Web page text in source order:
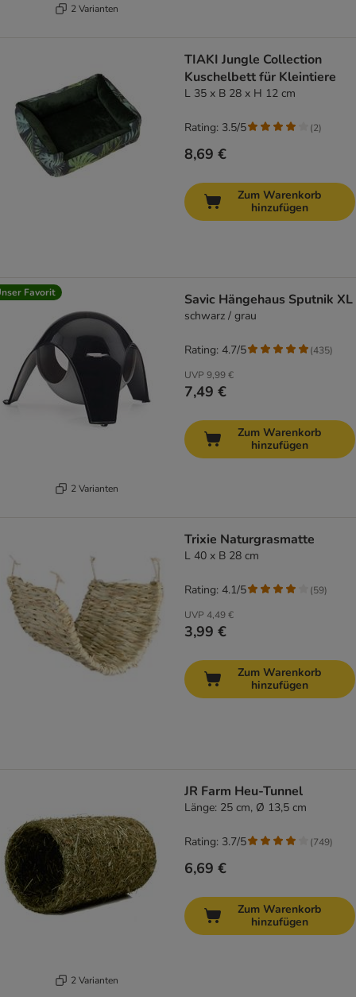
2 Varianten
TIAKI Jungle Collection
Kuschelbett für Kleintiere
L 35 x B 28 x H 12 cm
8,69 €
Rating: 3.5/5 (2)
Zum Warenkorb
hinzufügen
Favorit
2 Varianten
Savic Hängehaus Sputnik XL
schwarz / grau
UVP 9,99 €
7,49 €
Rating: 4.7/5 (435)
Zum Warenkorb
hinzufügen
Trixie Naturgrasmatte
L 40 x B 28 cm
UVP 4,49 €
3,99 €
Rating: 4.1/5 (59)
Zum Warenkorb
hinzufügen
2 Varianten
JR Farm Heu-Tunnel
Länge: 25 cm, Ø 13,5 cm
6,69 €
Rating: 3.7/5 (749)
Zum Warenkorb
hinzufügen